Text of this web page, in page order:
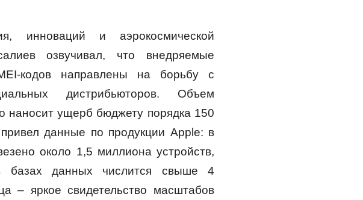
инноваций и аэрокосмической
озвучивал, что внедряемые
кодов направлены на борьбу с
дистрибьюторов. Объем
наносит ущерб бюджету порядка 150
данные по продукции Apple: в
около 1,5 миллиона устройств,
базах данных числится свыше 4
– яркое свидетельство масштабов